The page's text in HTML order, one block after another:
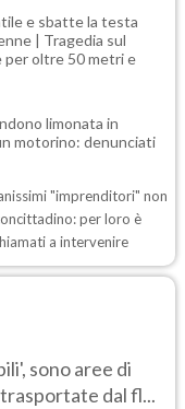
e sbatte la testa
| Tragedia sul
per oltre 50 metri e
limonata in
motorino: denunciati
"imprenditori" non
per loro è
a intervenire
sono aree di
dal fl...